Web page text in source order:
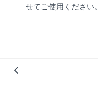
せてご使用ください。